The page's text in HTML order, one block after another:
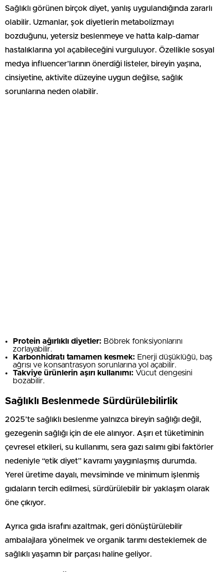
Sağlıklı görünen birçok diyet, yanlış uygulandığında zararlı
olabilir. Uzmanlar, şok diyetlerin metabolizmayı
bozduğunu, yetersiz beslenmeye ve hatta kalp-damar
hastalıklarına yol açabileceğini vurguluyor. Özellikle sosyal
medya influencer’larının önerdiği listeler, bireyin yaşına,
cinsiyetine, aktivite düzeyine uygun değilse, sağlık
sorunlarına neden olabilir.
Protein ağırlıklı diyetler: Böbrek fonksiyonlarını
zorlayabilir.
Karbonhidratı tamamen kesmek: Enerji düşüklüğü, baş
ağrısı ve konsantrasyon sorunlarına yol açabilir.
Takviye ürünlerin aşırı kullanımı: Vücut dengesini
bozabilir.
Sağlıklı Beslenmede Sürdürülebilirlik
2025’te sağlıklı beslenme yalnızca bireyin sağlığı değil,
gezegenin sağlığı için de ele alınıyor. Aşırı et tüketiminin
çevresel etkileri, su kullanımı, sera gazı salımı gibi faktörler
nedeniyle “etik diyet” kavramı yaygınlaşmış durumda.
Yerel üretime dayalı, mevsiminde ve minimum işlenmiş
gıdaların tercih edilmesi, sürdürülebilir bir yaklaşım olarak
öne çıkıyor.
Ayrıca gıda israfını azaltmak, geri dönüştürülebilir
ambalajlara yönelmek ve organik tarımı desteklemek de
sağlıklı yaşamın bir parçası haline geliyor.